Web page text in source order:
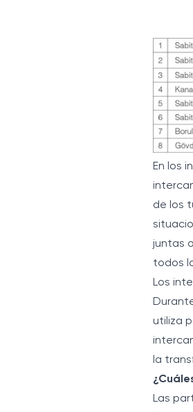
En los
de los
juntas
todos
Los
utiliza
la
Las